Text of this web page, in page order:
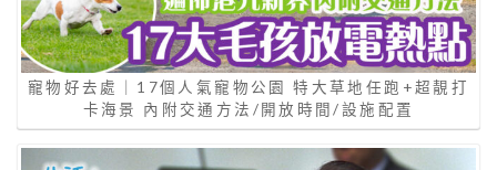
寵物好去處｜17個人氣寵物公園 特大草地任跑+超靚打
卡海景 內附交通方法/開放時間/設施配置